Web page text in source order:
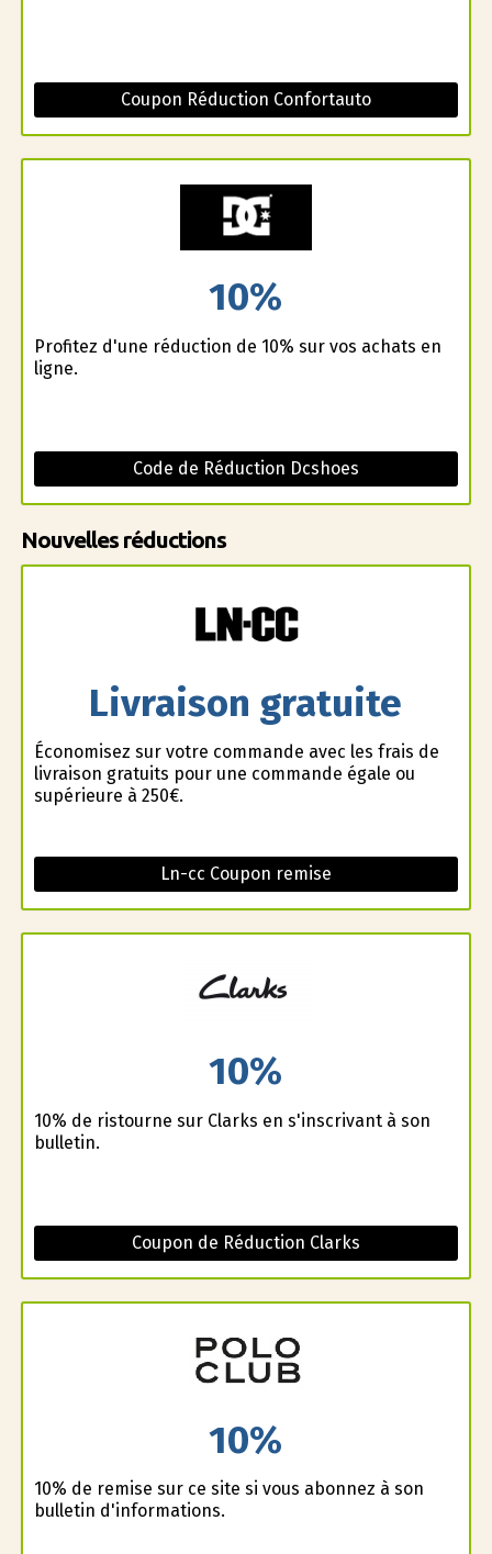
Coupon Réduction Confortauto
10%
Profitez d'une réduction de 10% sur vos achats en
ligne.
Code de Réduction Dcshoes
Nouvelles réductions
Livraison gratuite
Économisez sur votre commande avec les frais de
livraison gratuits pour une commande égale ou
supérieure à 250€.
Ln-cc Coupon remise
10%
10% de ristourne sur Clarks en s'inscrivant à son
bulletin.
Coupon de Réduction Clarks
10%
10% de remise sur ce site si vous abonnez à son
bulletin d'informations.